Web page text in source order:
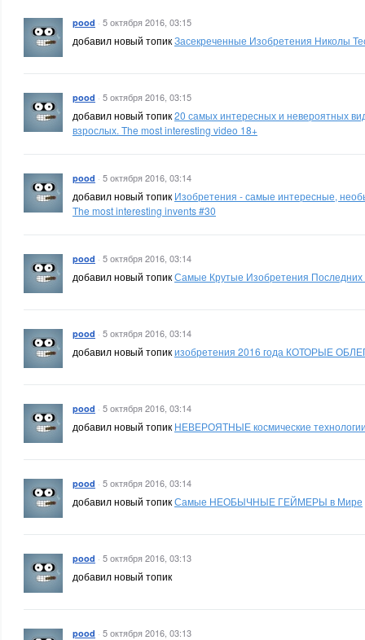
pood · 5 октября 2016, 03:15
добавил новый топикЗасекреченные Изобретения Николы
pood · 5 октября 2016, 03:15
добавил новый топик20 самых интересных и невероятных
взрослых. The most interesting video 18+
pood · 5 октября 2016, 03:14
добавил новый топик Изобретения - самые интересные,
The most interesting invents #30
pood · 5 октября 2016, 03:14
добавил новый топикСамые Крутые Изобретения Последних
pood · 5 октября 2016, 03:14
добавил новый топикизобретения 2016 года КОТОРЫЕ
pood · 5 октября 2016, 03:14
добавил новый топик НЕВЕРОЯТНЫЕ космические
pood · 5 октября 2016, 03:14
добавил новый топикСамые НЕОБЫЧНЫЕ ГЕЙМЕРЫ в Мире
pood · 5 октября 2016, 03:13
добавил новый топик
pood · 5 октября 2016, 03:13